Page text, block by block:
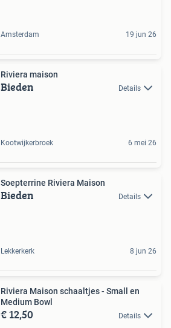
Amsterdam 19 jun 26
Riviera maison
Bieden Details
Kootwijkerbroek 6 mei 26
Soepterrine Riviera Maison
Bieden Details
Lekkerkerk 8 jun 26
Riviera Maison schaaltjes - Small en
Medium Bowl
€ 12,50 Details